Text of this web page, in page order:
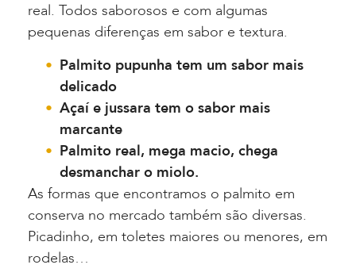
real. Todos saborosos e com algumas
pequenas diferenças em sabor e textura.
Palmito pupunha tem um sabor mais
delicado
Açaí e jussara tem o sabor mais
marcante
Palmito real, mega macio, chega
desmanchar o miolo.
As formas que encontramos o palmito em
conserva no mercado também são diversas.
Picadinho, em toletes maiores ou menores, em
rodelas…